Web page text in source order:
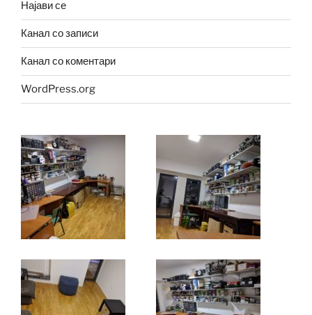
Најави се
Канал со записи
Канал со коментари
WordPress.org